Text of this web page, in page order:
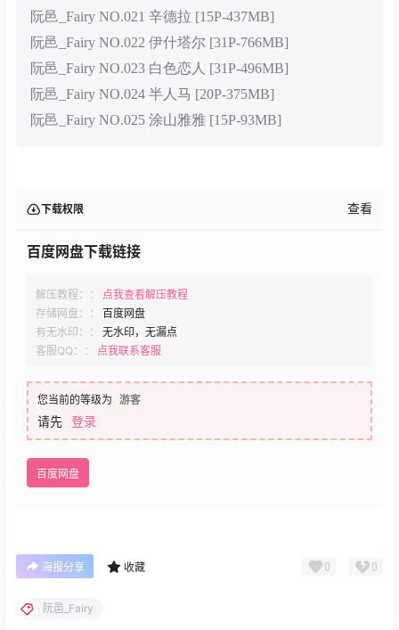
阮邑_Fairy NO.021 辛德拉 [15P-437MB]
阮邑_Fairy NO.022 伊什塔尔 [31P-766MB]
阮邑_Fairy NO.023 白色恋人 [31P-496MB]
阮邑_Fairy NO.024 半人马 [20P-375MB]
阮邑_Fairy NO.025 涂山雅雅 [15P-93MB]
下载权限 查看
百度网盘下载链接
解压教程：：
点我查看解压教程
存储网盘：：
百度网盘
有无水印：：
无水印，无漏点
客服QQ：：
点我联系客服
您当前的等级为 游客
请先 登录
百度网盘
海报分享 收藏 0 0
阮邑_Fairy